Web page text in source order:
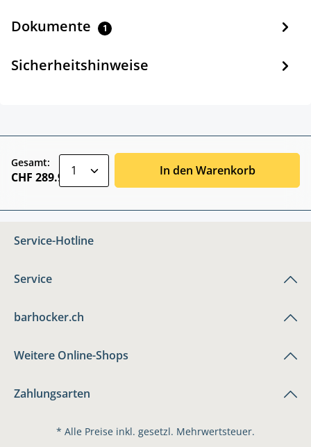
Dokumente 1
Sicherheitshinweise
Gesamt:
CHF 289.90 In den Warenkorb
Service-Hotline
Service
barhocker.ch
Weitere Online-Shops
Zahlungsarten
* Alle Preise inkl. gesetzl. Mehrwertsteuer.